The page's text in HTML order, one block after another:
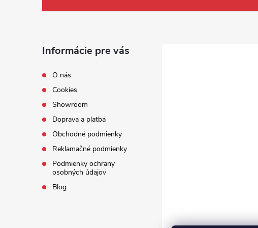
Informácie pre vás
O nás
Cookies
Showroom
Doprava a platba
Obchodné podmienky
Reklamačné podmienky
Podmienky ochrany
osobných údajov
Blog